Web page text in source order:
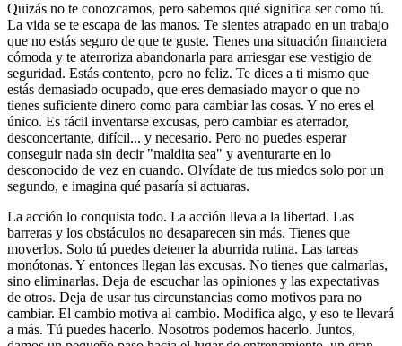
Quizás no te conozcamos, pero sabemos qué significa ser como tú.
La vida se te escapa de las manos. Te sientes atrapado en un trabajo
que no estás seguro de que te guste. Tienes una situación financiera
cómoda y te aterroriza abandonarla para arriesgar ese vestigio de
seguridad. Estás contento, pero no feliz. Te dices a ti mismo que
estás demasiado ocupado, que eres demasiado mayor o que no
tienes suficiente dinero como para cambiar las cosas. Y no eres el
único. Es fácil inventarse excusas, pero cambiar es aterrador,
desconcertante, difícil... y necesario. Pero no puedes esperar
conseguir nada sin decir "maldita sea" y aventurarte en lo
desconocido de vez en cuando. Olvídate de tus miedos solo por un
segundo, e imagina qué pasaría si actuaras.
La acción lo conquista todo. La acción lleva a la libertad. Las
barreras y los obstáculos no desaparecen sin más. Tienes que
moverlos. Solo tú puedes detener la aburrida rutina. Las tareas
monótonas. Y entonces llegan las excusas. No tienes que calmarlas,
sino eliminarlas. Deja de escuchar las opiniones y las expectativas
de otros. Deja de usar tus circunstancias como motivos para no
cambiar. El cambio motiva al cambio. Modifica algo, y eso te llevará
a más. Tú puedes hacerlo. Nosotros podemos hacerlo. Juntos,